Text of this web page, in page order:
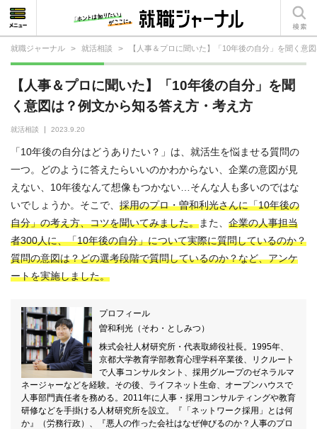
就職ジャーナル > 就活相談 > 【人事＆プロに聞いた】「10年後の自分」を聞く意
【人事＆プロに聞いた】「10年後の自分」を聞
く意図は？例文から知る答え方・考え方
就活相談 2023.9.20
「10年後の自分はどうありたい？」は、就活生を悩ませる質問の
一つ。どのように答えたらいいのかわからない、企業の意図が見
えない、10年後なんて想像もつかない…そんな人も多いのではな
いでしょうか。そこで、 採用のプロ・曽和利光さんに「10年後の
自分」の考え方、コツを聞いてみました。また、 企業の人事担当
者300人に、「10年後の自分」について実際に質問しているのか？
質問の意図は？どの選考段階で質問しているのか？など、アンケ
ートを実施しました。
プロフィール
曽和利光（そわ・としみつ）
株式会社人材研究所・代表取締役社長。1995年、
京都大学教育学部教育心理学科卒業後、リクルート
で人事コンサルタント、採用グループのゼネラルマ
ネージャーなどを経験。その後、ライフネット生命、オープンハウスで
人事部門責任者を務める。2011年に人事・採用コンサルティングや教育
研修などを手掛ける人材研究所を設立。『「ネットワーク採用」とは何
か』（労務行政）、『悪人の作った会社はなぜ伸びるのか？人事のプロ
就活相談
就活ノウハウ
仕事の選び方・ヒント
仕事とは？
就活コラム